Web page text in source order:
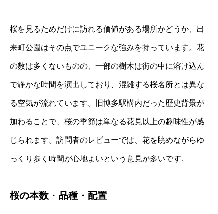
桜を見るためだけに訪れる価値がある場所かどうか、出
来町公園はその点でユニークな強みを持っています。花
の数は多くないものの、一部の樹木は街の中に溶け込ん
で静かな時間を演出しており、混雑する桜名所とは異な
る空気が流れています。旧博多駅構内だった歴史背景が
加わることで、桜の季節は単なる花見以上の趣味性が感
じられます。訪問者のレビューでは、花を眺めながらゆ
っくり歩く時間が心地よいという意見が多いです。
桜の本数・品種・配置